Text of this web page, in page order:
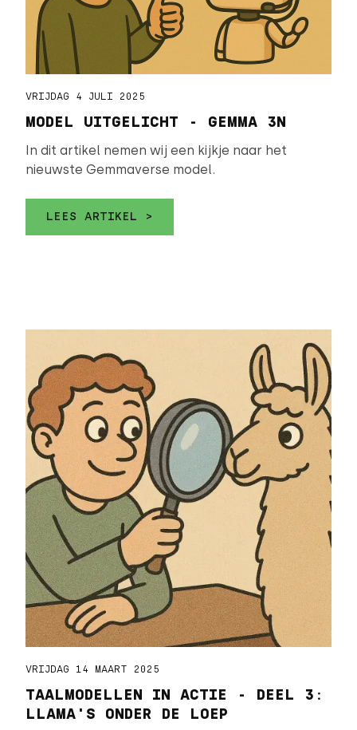
VRIJDAG 4 JULI 2025
MODEL UITGELICHT - GEMMA 3N
In dit artikel nemen wij een kijkje naar het
nieuwste Gemmaverse model.
LEES ARTIKEL >
VRIJDAG 14 MAART 2025
TAALMODELLEN IN ACTIE - DEEL 3:
LLAMA'S ONDER DE LOEP